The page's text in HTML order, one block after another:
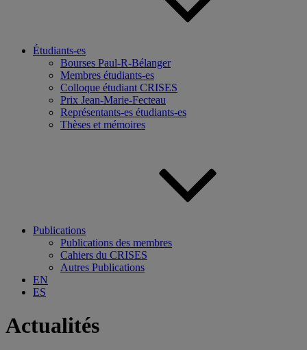
Étudiants-es
Bourses Paul-R-Bélanger
Membres étudiants-es
Colloque étudiant CRISES
Prix Jean-Marie-Fecteau
Représentants-es étudiants-es
Thèses et mémoires
Publications
Publications des membres
Cahiers du CRISES
Autres Publications
EN
ES
Actualités